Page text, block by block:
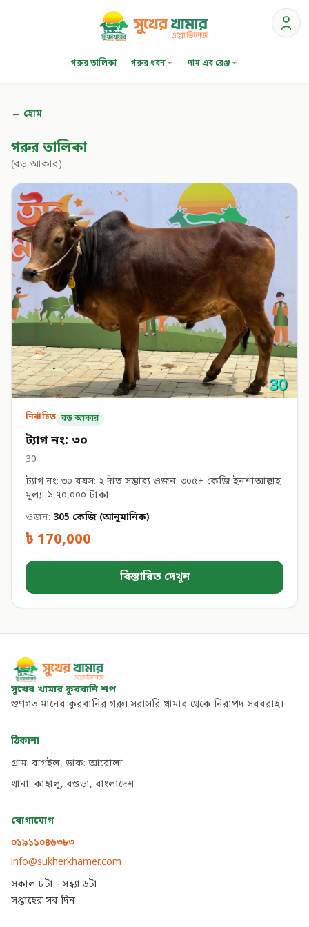
গরুর তালিকা গরুর ধরন দাম এর রেঞ্জ
← হোম
গরুর তালিকা
(বড় আকার)
নির্বাচিত বড় আকার
ট্যাগ নং: ৩০
30
ট্যাগ নং: ৩০ বয়স: ২ দাঁত সম্ভাব্য ওজন: ৩০৫+ কেজি ইনশাআল্লাহ
মূল্য: ১,৭০,০০০ টাকা
ওজন: 305 কেজি (আনুমানিক)
৳ 170,000
বিস্তারিত দেখুন
সুখের খামার কুরবানি শপ
গুণগত মানের কুরবানির গরু। সরাসরি খামার থেকে নিরাপদ সরবরাহ।
ঠিকানা
গ্রাম: বাগইল, ডাক: আরোলা
থানা: কাহালু, বগুড়া, বাংলাদেশ
যোগাযোগ
০১৯১১০৪৬৩৮৩
info@sukherkhamer.com
সকাল ৮টা - সন্ধ্যা ৬টা
সপ্তাহের সব দিন